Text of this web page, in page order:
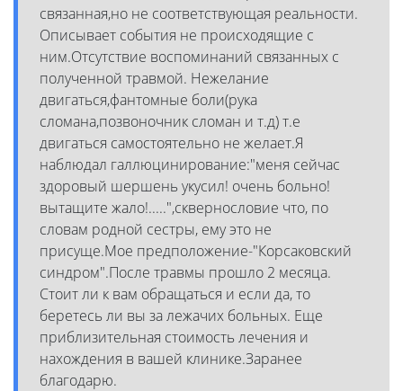
связанная,но не соответствующая реальности.
Описывает события не происходящие с
ним.Отсутствие воспоминаний связанных с
полученной травмой. Нежелание
двигаться,фантомные боли(рука
сломана,позвоночник сломан и т.д) т.е
двигаться самостоятельно не желает.Я
наблюдал галлюцинирование:"меня сейчас
здоровый шершень укусил! очень больно!
вытащите жало!.....",сквернословие что, по
словам родной сестры, ему это не
присуще.Мое предположение-"Корсаковский
синдром".После травмы прошло 2 месяца.
Стоит ли к вам обращаться и если да, то
беретесь ли вы за лежачих больных. Еще
приблизительная стоимость лечения и
нахождения в вашей клинике.Заранее
благодарю.